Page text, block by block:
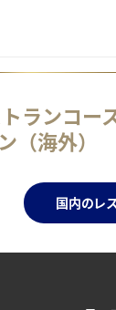
ランコー
（海外）
国内のレ